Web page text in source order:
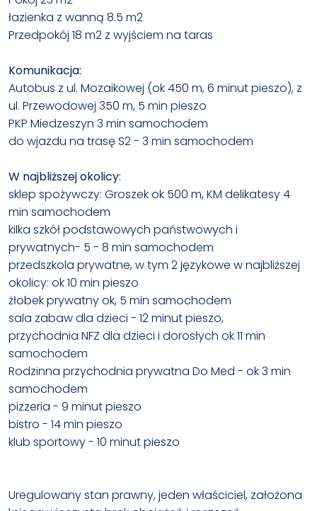
łazienka z wanną 8.5 m2
Przedpokój 18 m2 z wyjściem na taras
Komunikacja:
Autobus z ul. Mozaikowej (ok 450 m, 6 minut pieszo), z
ul. Przewodowej 350 m, 5 min pieszo
PKP Miedzeszyn 3 min samochodem
do wjazdu na trasę S2 - 3 min samochodem
W najbliższej okolicy:
sklep spożywczy: Groszek ok 500 m, KM delikatesy 4
min samochodem
kilka szkół podstawowych państwowych i
prywatnych- 5 - 8 min samochodem
przedszkola prywatne, w tym 2 językowe w najbliższej
okolicy: ok 10 min pieszo
żłobek prywatny ok, 5 min samochodem
sala zabaw dla dzieci - 12 minut pieszo,
przychodnia NFZ dla dzieci i dorosłych ok 11 min
samochodem
Rodzinna przychodnia prywatna Do Med - ok 3 min
samochodem
pizzeria - 9 minut pieszo
bistro - 14 min pieszo
klub sportowy - 10 minut pieszo
Uregulowany stan prawny, jeden właściciel, założona